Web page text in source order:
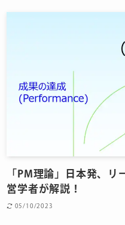
「PM理論」日本発、
営学者が解説！
05/10/2023